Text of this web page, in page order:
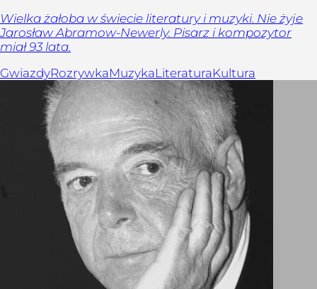
Wielka żałoba w świecie literatury i muzyki. Nie żyje
Jarosław Abramow-Newerly. Pisarz i kompozytor
miał 93 lata.
GwiazdyRozrywkaMuzykaLiteraturaKultura